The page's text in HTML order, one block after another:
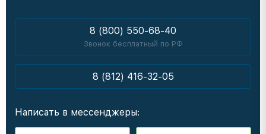
8 (800) 550-68-40
Звонок бесплатный по РФ
8 (812) 416-32-05
Написать в мессенджеры: